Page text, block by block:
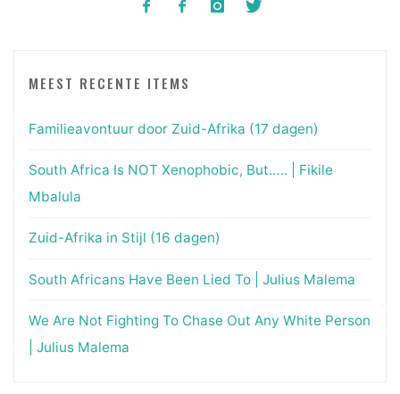
MEEST RECENTE ITEMS
Familieavontuur door Zuid-Afrika (17 dagen)
South Africa Is NOT Xenophobic, But….. | Fikile
Mbalula
Zuid-Afrika in Stijl (16 dagen)
South Africans Have Been Lied To | Julius Malema
We Are Not Fighting To Chase Out Any White Person
| Julius Malema